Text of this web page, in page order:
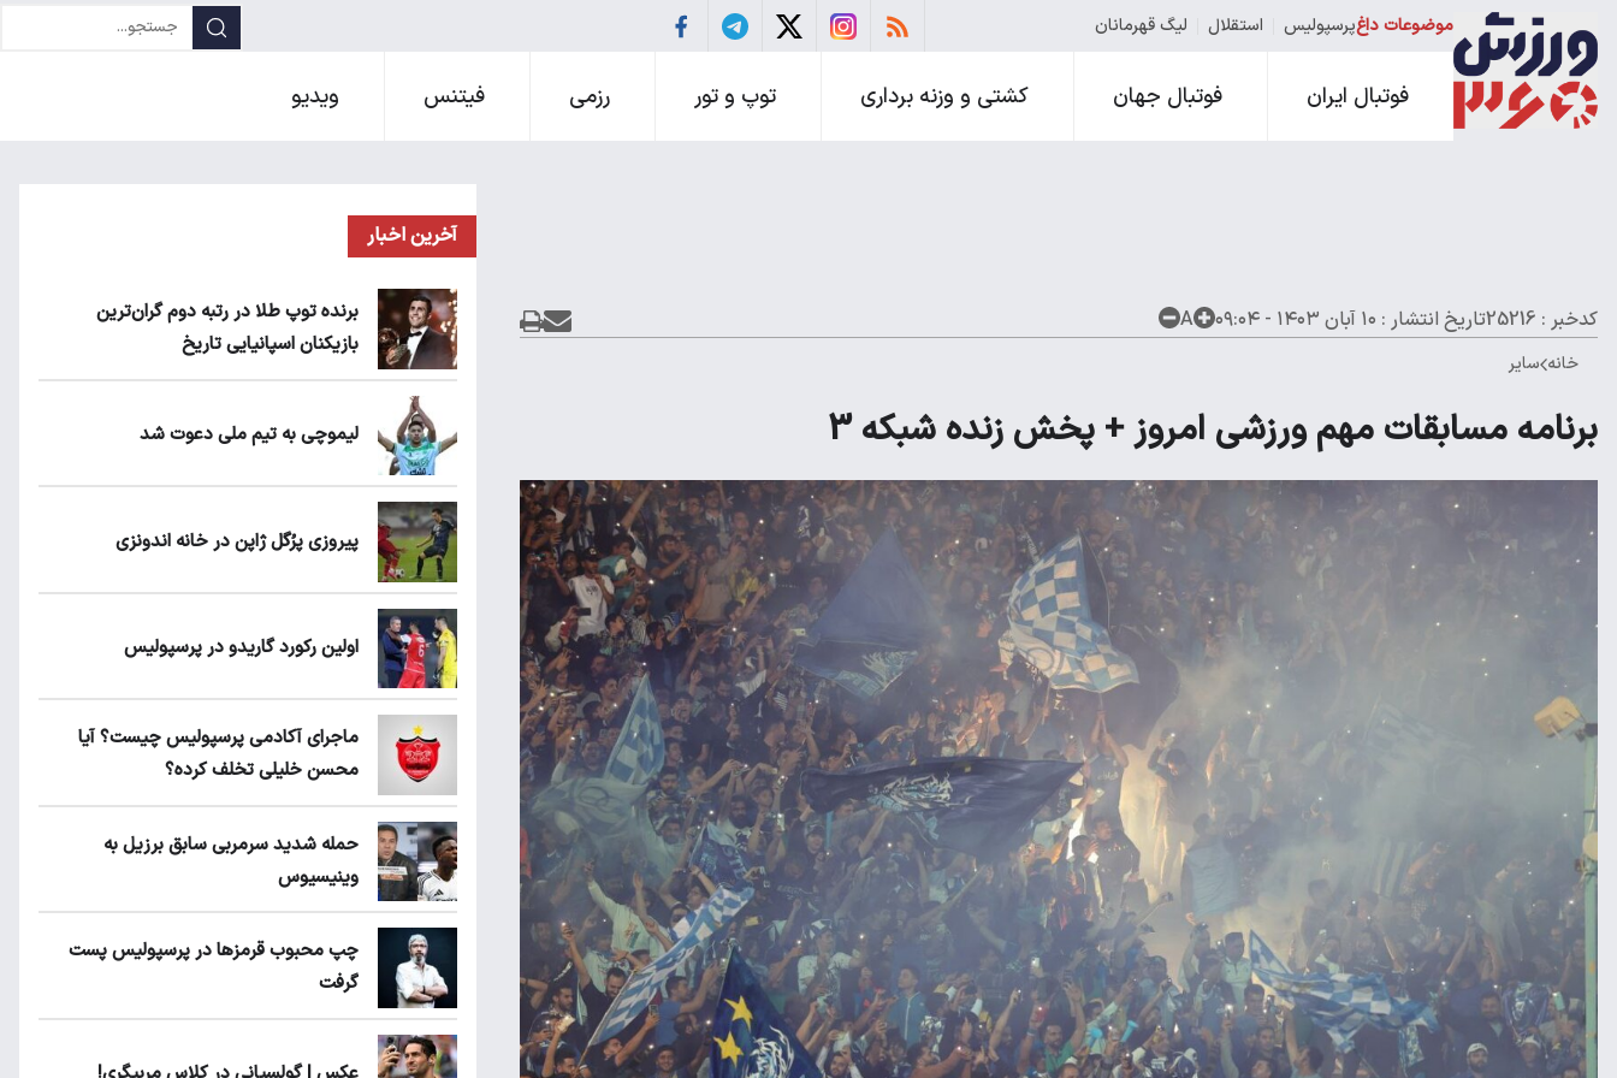
موضوعات داغپرسپولیس استقلال لیگ قهرمانان
فوتبال ایران فوتبال جهان کشتی و وزنه برداری توپ و تور رزمی فیتنس ویدیو
کدخبر : 25216 تاریخ انتشار : ۱۰ آبان ۱۴۰۳ - ۰۹:۰۴ A
خانه سایر
برنامه مسابقات مهم ورزشی امروز + پخش زنده شبکه 3
آخرین اخبار
برنده توپ طلا در رتبه دوم گران‌ترین
بازیکنان اسپانیایی تاریخ
لیموچی به تیم ملی دعوت شد
پیروزی پرُگل ژاپن در خانه اندونزی
اولین رکورد گاریدو در پرسپولیس
ماجرای آکادمی پرسپولیس چیست؟ آیا
محسن خلیلی تخلف کرده؟
حمله شدید سرمربی سابق برزیل به
وینیسیوس
چپ محبوب قرمزها در پرسپولیس پست
گرفت